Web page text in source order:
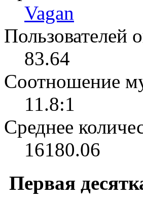
Vagan
Пользователей
83.64
Соотношение
11.8:1
Среднее
16180.06
Первая